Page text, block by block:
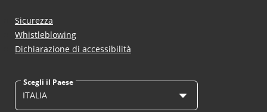
Sicurezza
Whistleblowing
Dichiarazione di accessibilità
Scegli il Paese
ITALIA